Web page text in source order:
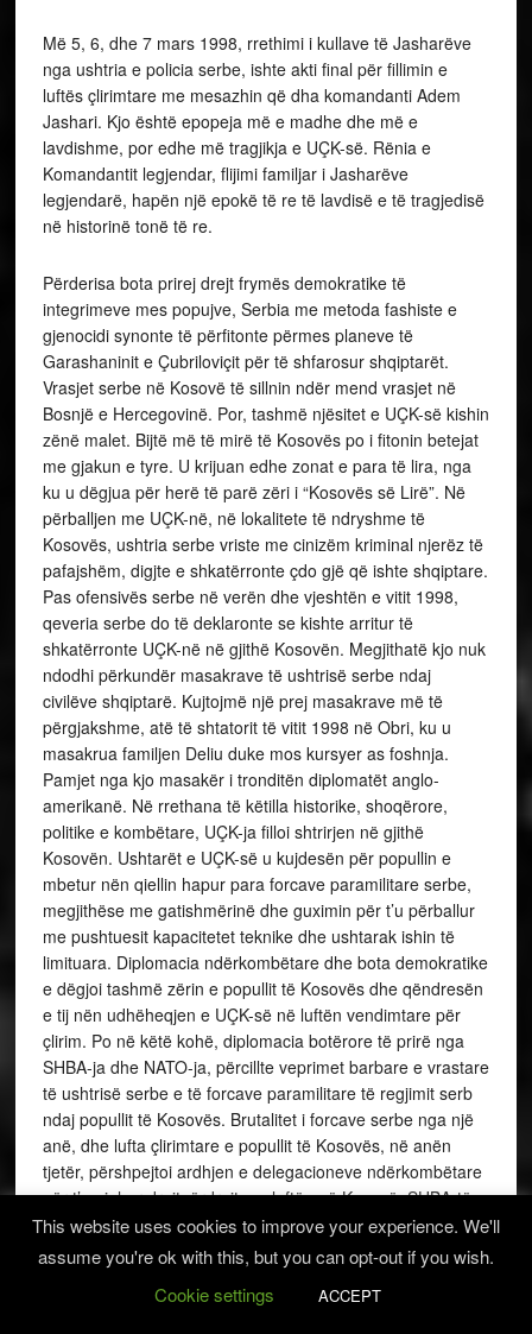
Më 5, 6, dhe 7 mars 1998, rrethimi i kullave të Jasharëve
nga ushtria e policia serbe, ishte akti final për fillimin e
luftës çlirimtare me mesazhin që dha komandanti Adem
Jashari. Kjo është epopeja më e madhe dhe më e
lavdishme, por edhe më tragjikja e UÇK-së. Rënia e
Komandantit legjendar, flijimi familjar i Jasharëve
legjendarë, hapën një epokë të re të lavdisë e të tragjedisë
në historinë tonë të re.
Përderisa bota prirej drejt frymës demokratike të
integrimeve mes popujve, Serbia me metoda fashiste e
gjenocidi synonte të përfitonte përmes planeve të
Garashaninit e Çubriloviçit për të shfarosur shqiptarët.
Vrasjet serbe në Kosovë të sillnin ndër mend vrasjet në
Bosnjë e Hercegovinë. Por, tashmë njësitet e UÇK-së kishin
zënë malet. Bijtë më të mirë të Kosovës po i fitonin betejat
me gjakun e tyre. U krijuan edhe zonat e para të lira, nga
ku u dëgjua për herë të parë zëri i “Kosovës së Lirë”. Në
përballjen me UÇK-në, në lokalitete të ndryshme të
Kosovës, ushtria serbe vriste me cinizëm kriminal njerëz të
pafajshëm, digjte e shkatërronte çdo gjë që ishte shqiptare.
Pas ofensivës serbe në verën dhe vjeshtën e vitit 1998,
qeveria serbe do të deklaronte se kishte arritur të
shkatërronte UÇK-në në gjithë Kosovën. Megjithatë kjo nuk
ndodhi përkundër masakrave të ushtrisë serbe ndaj
civilëve shqiptarë. Kujtojmë një prej masakrave më të
përgjakshme, atë të shtatorit të vitit 1998 në Obri, ku u
masakrua familjen Deliu duke mos kursyer as foshnja.
Pamjet nga kjo masakër i tronditën diplomatët anglo-
amerikanë. Në rrethana të këtilla historike, shoqërore,
politike e kombëtare, UÇK-ja filloi shtrirjen në gjithë
Kosovën. Ushtarët e UÇK-së u kujdesën për popullin e
mbetur nën qiellin hapur para forcave paramilitare serbe,
megjithëse me gatishmërinë dhe guximin për t’u përballur
me pushtuesit kapacitetet teknike dhe ushtarak ishin të
limituara. Diplomacia ndërkombëtare dhe bota demokratike
e dëgjoi tashmë zërin e popullit të Kosovës dhe qëndresën
e tij nën udhëheqjen e UÇK-së në luftën vendimtare për
çlirim. Po në këtë kohë, diplomacia botërore të prirë nga
SHBA-ja dhe NATO-ja, përcillte veprimet barbare e vrastare
të ushtrisë serbe e të forcave paramilitare të regjimit serb
ndaj popullit të Kosovës. Brutalitet i forcave serbe nga një
anë, dhe lufta çlirimtare e popullit të Kosovës, në anën
tjetër, përshpejtoi ardhjen e delegacioneve ndërkombëtare
për t’u njohur drejtpërdrejt me luftën në Kosovë. SHBA-të
dhe BE-ja, apeluan për ndërprerjen e represionit serb. U
nënshkrua edhe marrëveshja Millosheviq – Holbruk, më 13
tetor të vitit 1998 në Beograd, duke u përcaktuar si pikë e
mundshme kthese e krizës.
This website uses cookies to improve your experience. We'll
assume you're ok with this, but you can opt-out if you wish.
Cookie settings
ACCEPT